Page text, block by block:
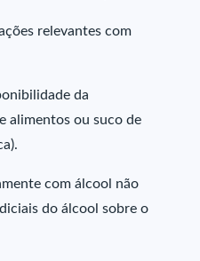
relevantes com
da
alimentos ou suco de
com álcool não
do álcool sobre o